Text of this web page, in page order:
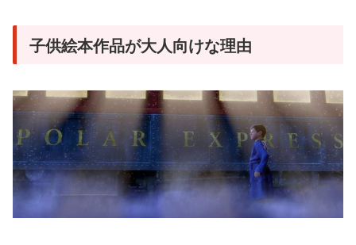
子供絵本作品が大人向けな理由